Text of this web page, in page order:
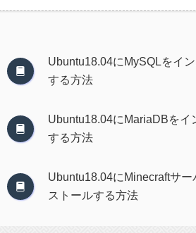
Ubuntu18.04にMySQLをイ
する方法
Ubuntu18.04にMariaDBをイ
する方法
Ubuntu18.04にMinecraftサー
ストールする方法